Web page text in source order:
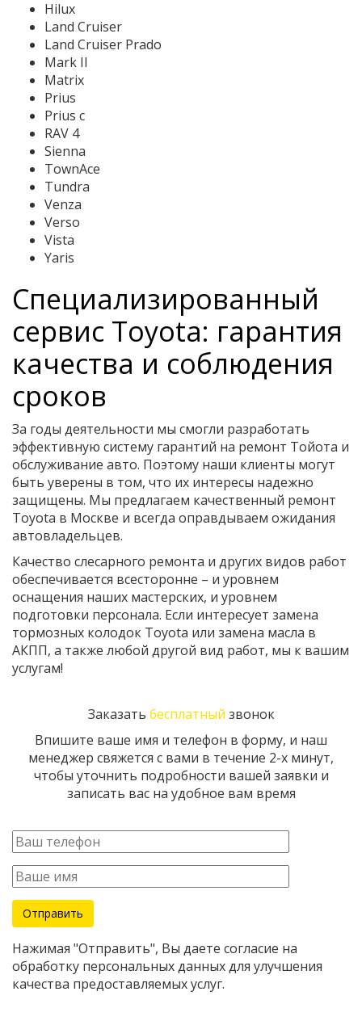
Hilux
Land Cruiser
Land Cruiser Prado
Mark II
Matrix
Prius
Prius c
RAV 4
Sienna
TownAce
Tundra
Venza
Verso
Vista
Yaris
Специализированный
сервис Toyota: гарантия
качества и соблюдения
сроков
За годы деятельности мы смогли разработать
эффективную систему гарантий на ремонт Тойота и
обслуживание авто. Поэтому наши клиенты могут
быть уверены в том, что их интересы надежно
защищены. Мы предлагаем качественный ремонт
Toyota в Москве и всегда оправдываем ожидания
автовладельцев.
Качество слесарного ремонта и других видов работ
обеспечивается всесторонне – и уровнем
оснащения наших мастерских, и уровнем
подготовки персонала. Если интересует замена
тормозных колодок Toyota или замена масла в
АКПП, а также любой другой вид работ, мы к вашим
услугам!
Заказать бесплатный звонок
Впишите ваше имя и телефон в форму, и наш
менеджер свяжется с вами в течение 2-х минут,
чтобы уточнить подробности вашей заявки и
записать вас на удобное вам время
Нажимая "Отправить", Вы даете согласие на
обработку персональных данных для улучшения
качества предоставляемых услуг.